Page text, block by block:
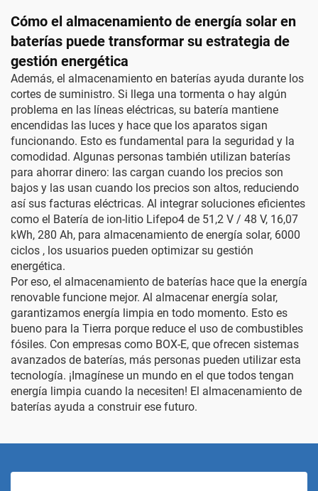
Cómo el almacenamiento de energía solar en
baterías puede transformar su estrategia de
gestión energética
Además, el almacenamiento en baterías ayuda durante los
cortes de suministro. Si llega una tormenta o hay algún
problema en las líneas eléctricas, su batería mantiene
encendidas las luces y hace que los aparatos sigan
funcionando. Esto es fundamental para la seguridad y la
comodidad. Algunas personas también utilizan baterías
para ahorrar dinero: las cargan cuando los precios son
bajos y las usan cuando los precios son altos, reduciendo
así sus facturas eléctricas. Al integrar soluciones eficientes
como el Batería de ion-litio Lifepo4 de 51,2 V / 48 V, 16,07
kWh, 280 Ah, para almacenamiento de energía solar, 6000
ciclos , los usuarios pueden optimizar su gestión
energética.
Por eso, el almacenamiento de baterías hace que la energía
renovable funcione mejor. Al almacenar energía solar,
garantizamos energía limpia en todo momento. Esto es
bueno para la Tierra porque reduce el uso de combustibles
fósiles. Con empresas como BOX-E, que ofrecen sistemas
avanzados de baterías, más personas pueden utilizar esta
tecnología. ¡Imagínese un mundo en el que todos tengan
energía limpia cuando la necesiten! El almacenamiento de
baterías ayuda a construir ese futuro.